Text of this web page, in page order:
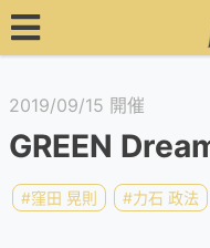
2019/09/15 開催
GREEN
#窪田 晃則 #力石 政法